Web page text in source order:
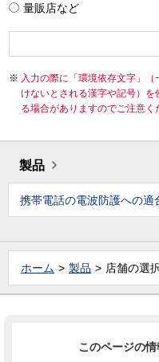
量販店など
入力の際に「環境依存文字」
けないとされる漢字や記号）
る場合がありますのでご注意く
製品
携帯電話の電波防護への適
ホーム 製品 店舗の選
このページの